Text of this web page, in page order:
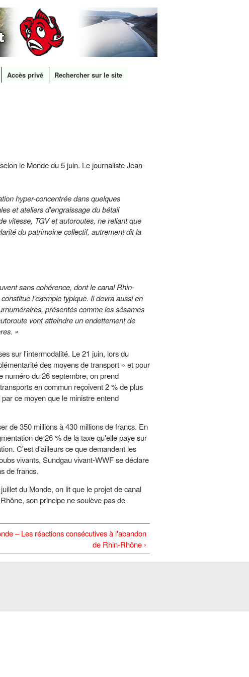
Accès privé Rechercher sur le site
le Monde du 5 juin. Le journaliste Jean-
hyper-concentrée dans quelques
et ateliers d'engraissage du bétail
vitesse, TGV et autoroutes, ne reliant que
du patrimoine collectif, autrement dit la
sans cohérence, dont le canal Rhin-
l'exemple typique. Il devra aussi en
présentés comme les sésames
vont atteindre un endettement de
»
sur l'intermodalité. Le 21 juin, lors du
des moyens de transport » et pour
numéro du 26 septembre, on prend
en commun reçoivent 2 % de plus
ce moyen que le ministre entend
de 350 millions à 430 millions de francs. En
de 26 % de la taxe qu'elle paye sur
C'est d'ailleurs ce que demandent les
vivants, Sundgau vivant-WWF se déclare
de francs.
du Monde, on lit que le projet de canal
son principe ne soulève pas de
– Les réactions consécutives à l'abandon
de Rhin-Rhône ›